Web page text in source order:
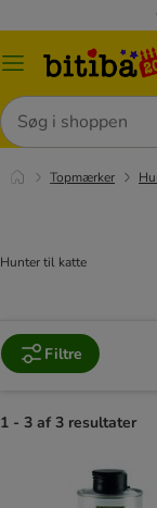
Menu
Søg
Topmærker
Hunter til katte
Filtre
1 - 3 af 3 resultater